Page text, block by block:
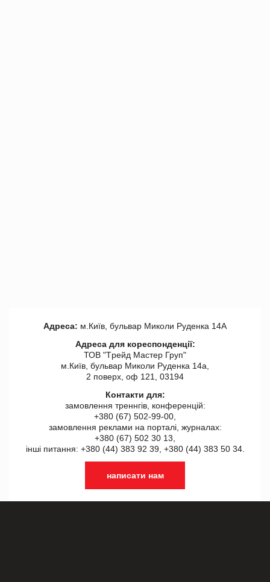
Адреса: м.Київ, бульвар Миколи Руденка 14А
Адреса для кореспонденції:
ТОВ "Tрейд Мастер Груп"
м.Київ, бульвар Миколи Руденка 14а,
2 поверх, оф 121, 03194
Контакти для:
замовлення треннгів, конференцій:
+380 (67) 502-99-00,
замовлення реклами на порталі, журналах:
+380 (67) 502 30 13,
інші питання: +380 (44) 383 92 39, +380 (44) 383 50 34.
написати нам